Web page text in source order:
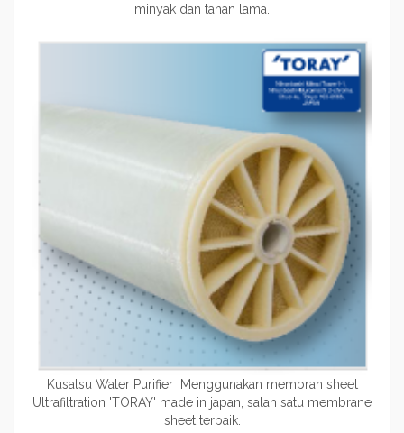
minyak dan tahan lama.
Kusatsu Water Purifier Menggunakan membran sheet
Ultrafiltration 'TORAY' made in japan, salah satu membrane
sheet terbaik.